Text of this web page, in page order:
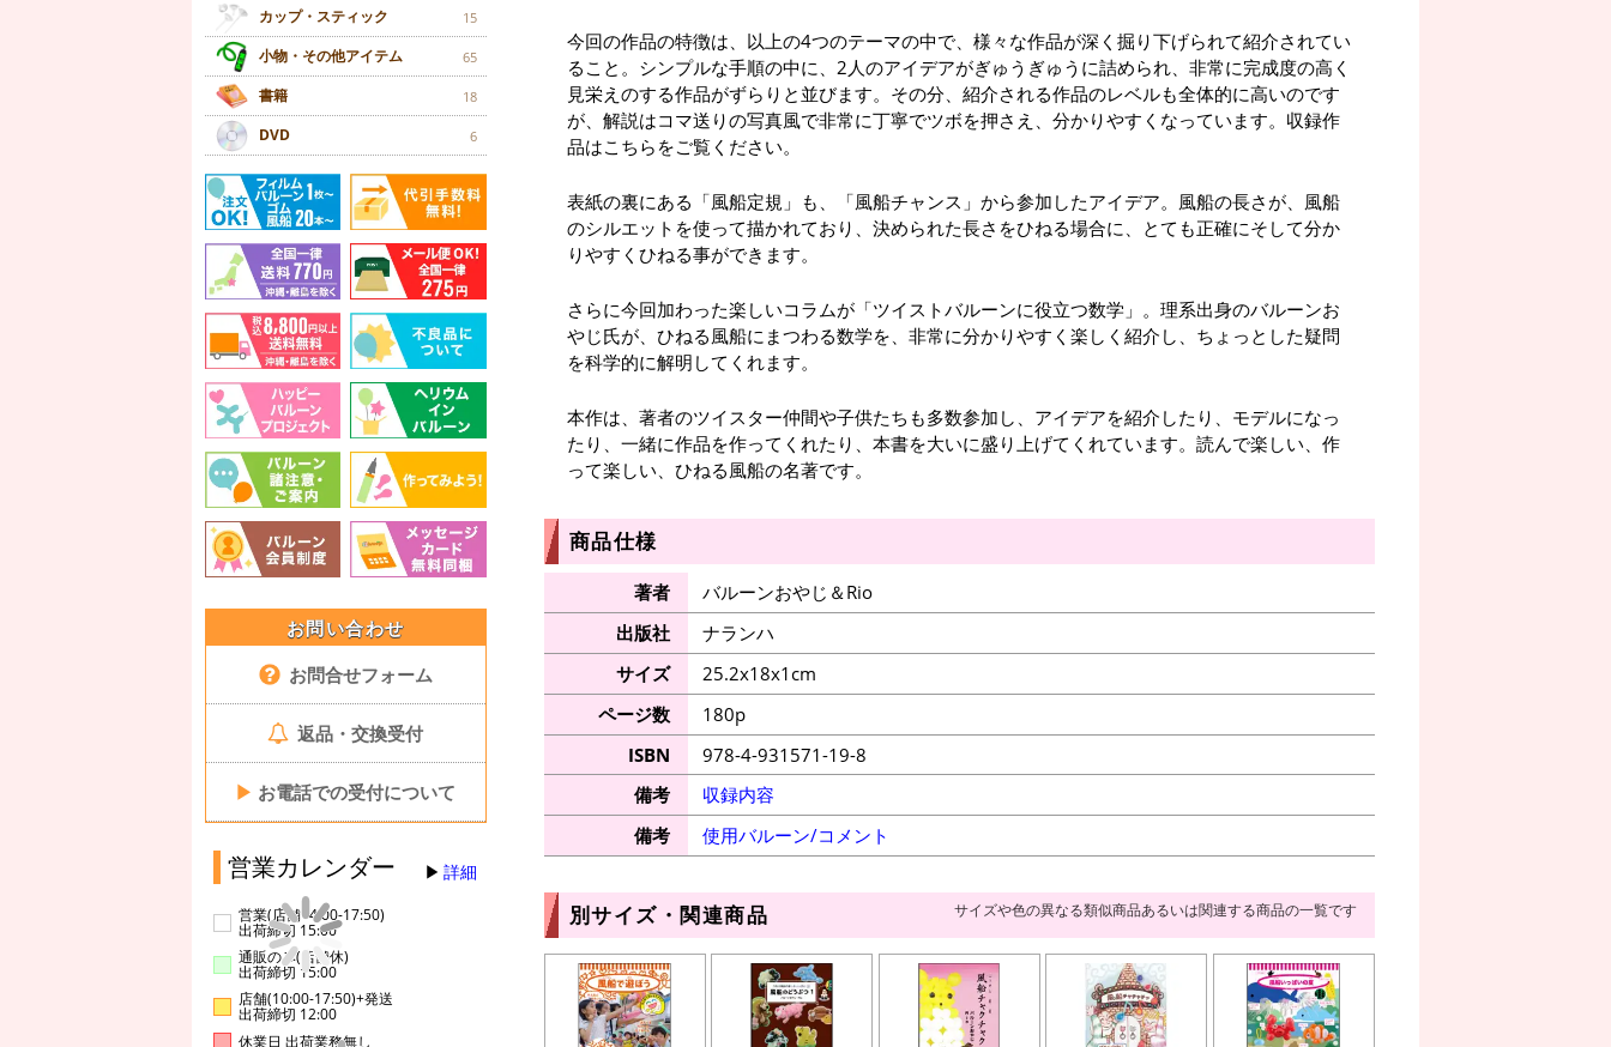
カップ・スティック 15
小物・その他アイテム 65
書籍 18
DVD 6
お問い合わせ
お問合せフォーム
返品・交換受付
▶ お電話での受付について
営業カレンダー 詳細
営業(店舗14:00-17:50)
出荷締切 15:00
通販のみ(店舗休)
出荷締切 15:00
店舗(10:00-17:50)+発送
出荷締切 12:00
休業日 出荷業務無し
今回の作品の特徴は、以上の4つのテーマの中で、様々な作品が深く掘り下げられて紹介されてい
ること。シンプルな手順の中に、2人のアイデアがぎゅうぎゅうに詰められ、非常に完成度の高く
見栄えのする作品がずらりと並びます。その分、紹介される作品のレベルも全体的に高いのです
が、解説はコマ送りの写真風で非常に丁寧でツボを押さえ、分かりやすくなっています。収録作
品はこちらをご覧ください。
表紙の裏にある「風船定規」も、「風船チャンス」から参加したアイデア。風船の長さが、風船
のシルエットを使って描かれており、決められた長さをひねる場合に、とても正確にそして分か
りやすくひねる事ができます。
さらに今回加わった楽しいコラムが「ツイストバルーンに役立つ数学」。理系出身のバルーンお
やじ氏が、ひねる風船にまつわる数学を、非常に分かりやすく楽しく紹介し、ちょっとした疑問
を科学的に解明してくれます。
本作は、著者のツイスター仲間や子供たちも多数参加し、アイデアを紹介したり、モデルになっ
たり、一緒に作品を作ってくれたり、本書を大いに盛り上げてくれています。読んで楽しい、作
って楽しい、ひねる風船の名著です。
商品仕様
著者
バルーンおやじ＆Rio
出版社
ナランハ
サイズ
25.2x18x1cm
ページ数
180p
ISBN
978-4-931571-19-8
備考
収録内容
備考
使用バルーン/コメント
別サイズ・関連商品 サイズや色の異なる類似商品あるいは関連する商品の一覧です